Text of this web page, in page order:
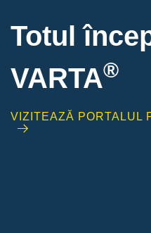
Totul
VARTA®
VIZITEAZĂ PORTALUL